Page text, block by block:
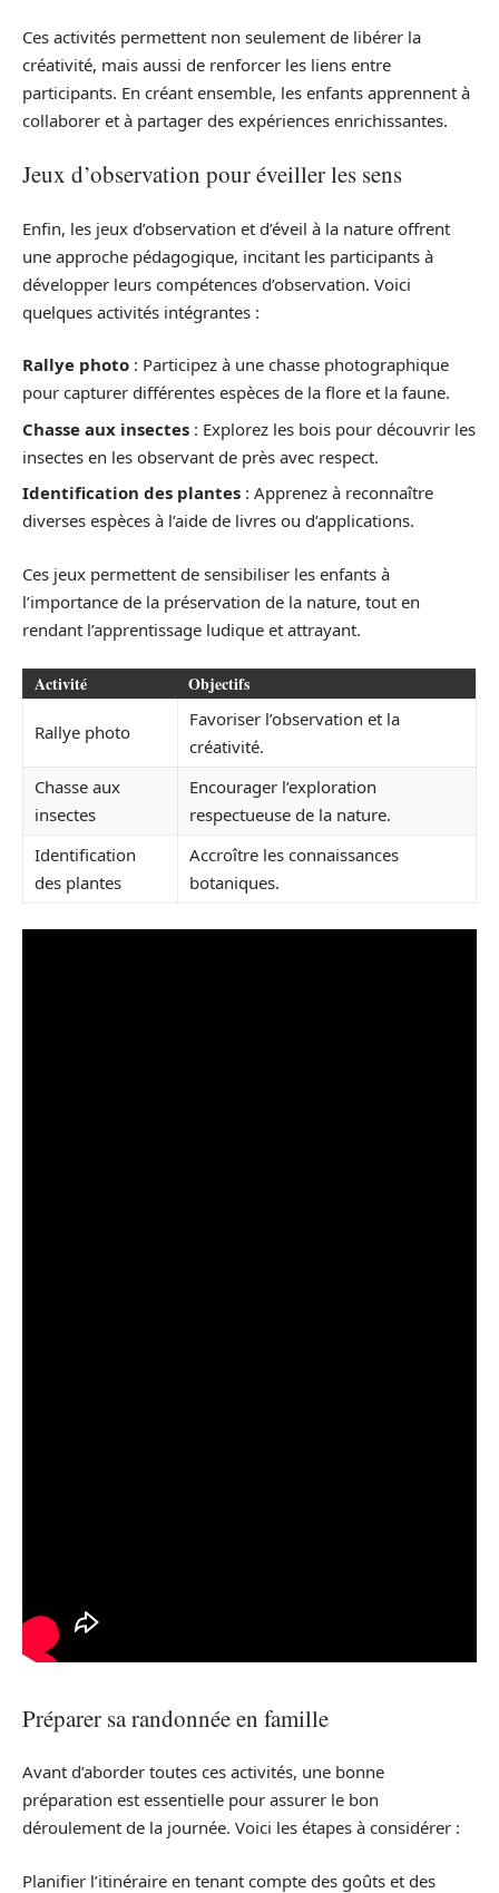
Ces activités permettent non seulement de libérer la
créativité, mais aussi de renforcer les liens entre
participants. En créant ensemble, les enfants apprennent à
collaborer et à partager des expériences enrichissantes.
Jeux d’observation pour éveiller les sens
Enfin, les jeux d’observation et d’éveil à la nature offrent
une approche pédagogique, incitant les participants à
développer leurs compétences d’observation. Voici
quelques activités intégrantes :
Rallye photo : Participez à une chasse photographique
pour capturer différentes espèces de la flore et la faune.
Chasse aux insectes : Explorez les bois pour découvrir les
insectes en les observant de près avec respect.
Identification des plantes : Apprenez à reconnaître
diverses espèces à l’aide de livres ou d’applications.
Ces jeux permettent de sensibiliser les enfants à
l’importance de la préservation de la nature, tout en
rendant l’apprentissage ludique et attrayant.
Activité Objectifs
Rallye photo
Favoriser l’observation et la
créativité.
Chasse aux
insectes
Encourager l’exploration
respectueuse de la nature.
Identification
des plantes
Accroître les connaissances
botaniques.
Préparer sa randonnée en famille
Avant d’aborder toutes ces activités, une bonne
préparation est essentielle pour assurer le bon
déroulement de la journée. Voici les étapes à considérer :
Planifier l’itinéraire en tenant compte des goûts et des